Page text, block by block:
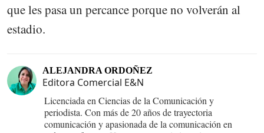
que les pasa un percance porque no volverán al
estadio.
ALEJANDRA ORDOÑEZ
Editora Comercial E&N
Licenciada en Ciencias de la Comunicación y
periodista. Con más de 20 años de trayectoria
comunicación y apasionada de la comunicación en